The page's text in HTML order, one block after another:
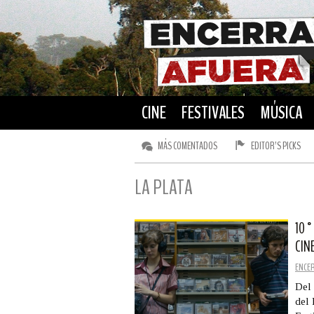
CINE FESTIVALES MÚSICA
MÁS COMENTADOS EDITOR’S PICKS
LA PLATA
10°
Del
del